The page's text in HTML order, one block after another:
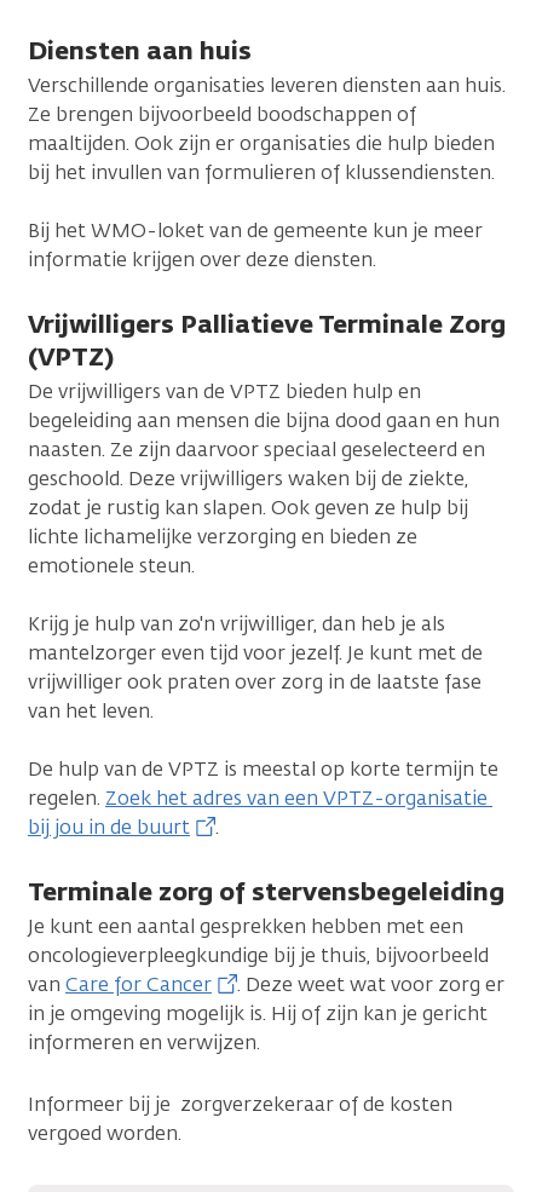
Diensten aan huis
Verschillende organisaties leveren diensten aan huis.
Ze brengen bijvoorbeeld boodschappen of
maaltijden. Ook zijn er organisaties die hulp bieden
bij het invullen van formulieren of klussendiensten.
Bij het WMO-loket van de gemeente kun je meer
informatie krijgen over deze diensten.
Vrijwilligers Palliatieve Terminale Zorg
(VPTZ)
De vrijwilligers van de VPTZ bieden hulp en
begeleiding aan mensen die bijna dood gaan en hun
naasten. Ze zijn daarvoor speciaal geselecteerd en
geschoold. Deze vrijwilligers waken bij de ziekte,
zodat je rustig kan slapen. Ook geven ze hulp bij
lichte lichamelijke verzorging en bieden ze
emotionele steun.
Krijg je hulp van zo'n vrijwilliger, dan heb je als
mantelzorger even tijd voor jezelf. Je kunt met de
vrijwilliger ook praten over zorg in de laatste fase
van het leven.
De hulp van de VPTZ is meestal op korte termijn te
regelen. Zoek het adres van een VPTZ-organisatie
bij jou in de buurt
.
Terminale zorg of stervensbegeleiding
Je kunt een aantal gesprekken hebben met een
oncologieverpleegkundige bij je thuis, bijvoorbeeld
van Care for Cancer
. Deze weet wat voor zorg er
in je omgeving mogelijk is. Hij of zijn kan je gericht
informeren en verwijzen.
Informeer bij je zorgverzekeraar of de kosten
vergoed worden.